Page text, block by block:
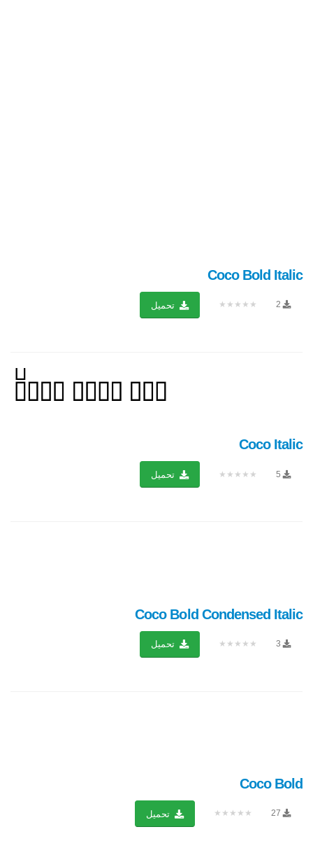
Coco Bold Italic
2
★★★★★ تحميل
Coco Italic
5
★★★★★ تحميل
Coco Bold Condensed Italic
3
★★★★★ تحميل
Coco Bold
27
★★★★★ تحميل